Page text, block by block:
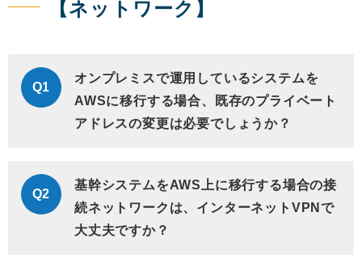
【ネットワーク】
Q1
オンプレミスで運用しているシステムを
AWSに移行する場合、既存のプライベート
アドレスの変更は必要でしょうか？
Q2
基幹システムをAWS上に移行する場合の接
続ネットワークは、インターネットVPNで
大丈夫ですか？